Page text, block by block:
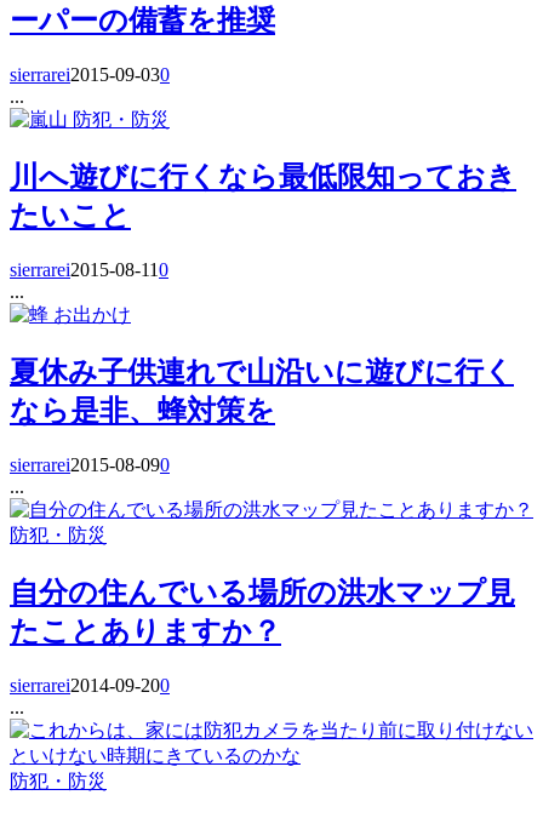
ーパーの備蓄を推奨
sierrarei2015-09-030
...
防犯・防災
川へ遊びに行くなら最低限知っておき
たいこと
sierrarei2015-08-110
...
お出かけ
夏休み子供連れで山沿いに遊びに行く
なら是非、蜂対策を
sierrarei2015-08-090
...
防犯・防災
自分の住んでいる場所の洪水マップ見
たことありますか？
sierrarei2014-09-200
...
防犯・防災